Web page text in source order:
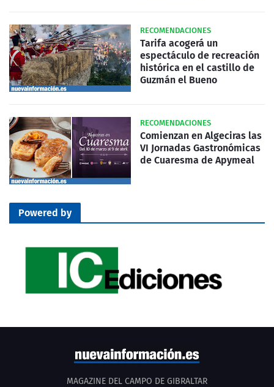
RECOMENDACIONES
Tarifa acogerá un
espectáculo de recreación
histórica en el castillo de
Guzmán el Bueno
RECOMENDACIONES
Comienzan en Algeciras las
VI Jornadas Gastronómicas
de Cuaresma de Apymeal
Powered by
MAGAZINE DEL CAMPO DE GIBRALTAR